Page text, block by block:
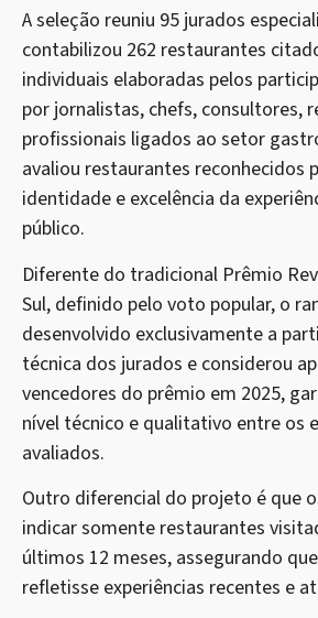
A seleção reuniu 95 jurados
contabilizou 262 restaurantes
individuais elaboradas pelos
por jornalistas, chefs, consultores,
profissionais ligados ao setor
avaliou restaurantes reconhecidos
identidade e excelência da
público.
Diferente do tradicional Prêmio
Sul, definido pelo voto popular, o
desenvolvido exclusivamente a
técnica dos jurados e considerou
vencedores do prêmio em 2025,
nível técnico e qualitativo entre os
avaliados.
Outro diferencial do projeto é que
indicar somente restaurantes
últimos 12 meses, assegurando
refletisse experiências recentes e